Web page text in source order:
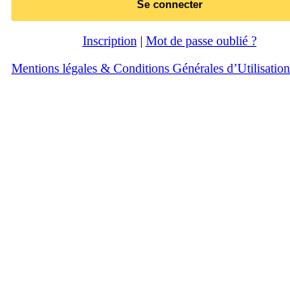
Inscription | Mot de passe oublié ?
Mentions légales & Conditions Générales d’Utilisation